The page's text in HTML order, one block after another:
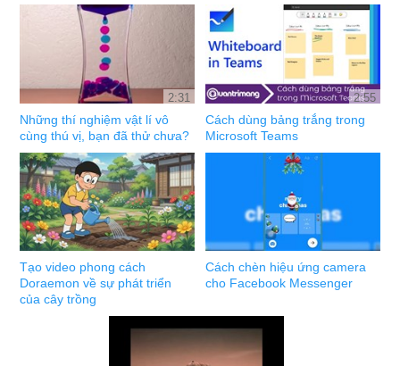
2:31
Những thí nghiệm vật lí vô
cùng thú vị, bạn đã thử chưa?
2:55
Cách dùng bảng trắng trong
Microsoft Teams
Tạo video phong cách
Doraemon về sự phát triển
của cây trồng
Cách chèn hiệu ứng camera
cho Facebook Messenger